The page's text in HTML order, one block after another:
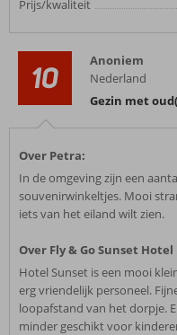
Prijs/kwaliteit
10
Anoniem
Nederland
Gezin met
Over Petra:
In de omgeving zijn een
souvenirwinkeltjes. Mooi
iets van het eiland wilt zien.
Over Fly & Go Sunset Hotel
Hotel Sunset is een mooi
erg vriendelijk personeel.
loopafstand van het dorpje.
minder geschikt voor